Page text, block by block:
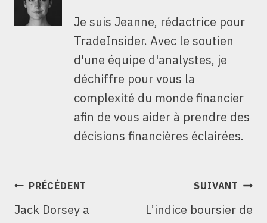
Je suis Jeanne, rédactrice pour
TradeInsider. Avec le soutien
d'une équipe d'analystes, je
déchiffre pour vous la
complexité du monde financier
afin de vous aider à prendre des
décisions financières éclairées.
NAVIGATION
L’ARTICLE
PRÉCÉDENT
Jack Dorsey a
SUIVANT
L’indice boursier de